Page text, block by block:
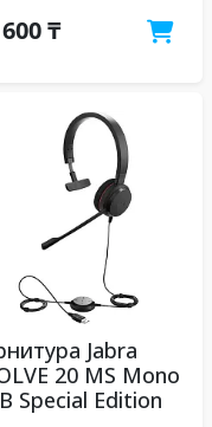
₸
Jabra
20 MS Mono
Special Edition